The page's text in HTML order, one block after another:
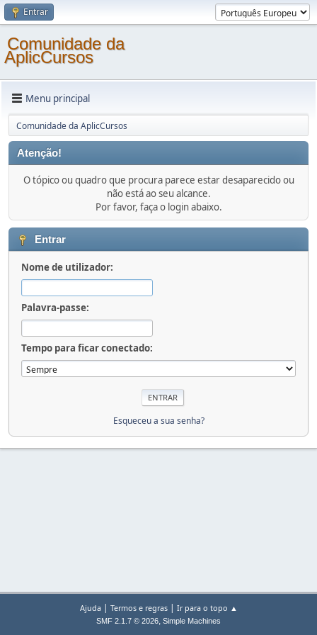
Entrar
Comunidade da
AplicCursos
Menu principal
Comunidade da AplicCursos
Atenção!
O tópico ou quadro que procura parece estar desaparecido ou
não está ao seu alcance.
Por favor, faça o login abaixo.
Entrar
Nome de utilizador:
Palavra-passe:
Tempo para ficar conectado:
Esqueceu a sua senha?
Ajuda| Termos e regras| Ir para o topo ▲
SMF 2.1.7 © 2026, Simple Machines